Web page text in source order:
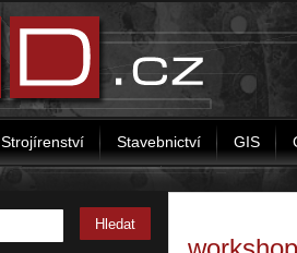
Strojírenství Stavebnictví GIS